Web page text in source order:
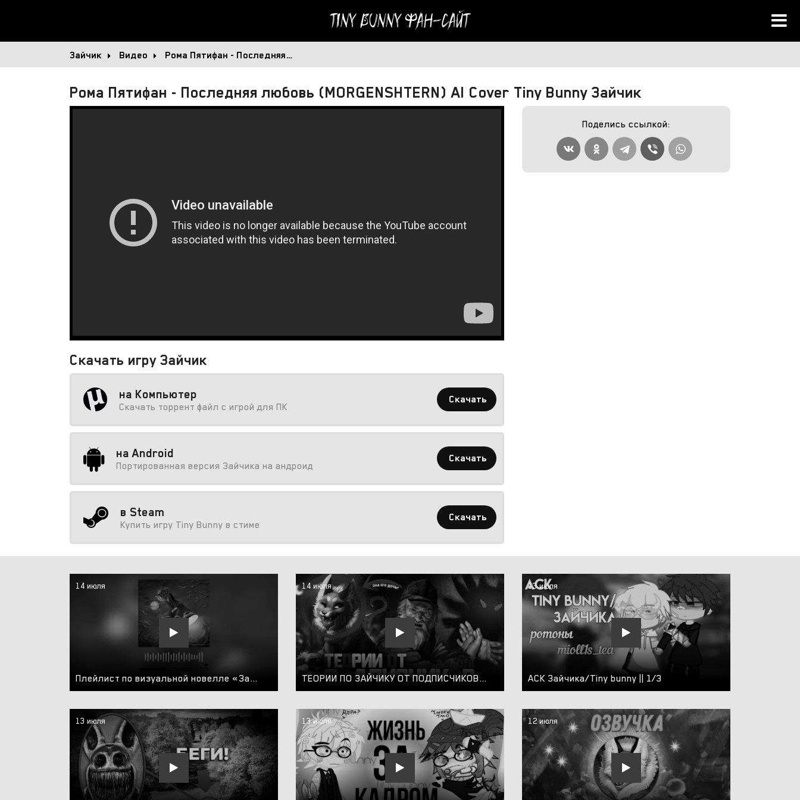
Tiny BunnyФан-сайт
Зайчик Видео Рома Пятифан - Последняя…
Рома Пятифан - Последняя любовь (MORGENSHTERN) AI Cover Tiny Bunny Зайчик
Скачать игру Зайчик
на Компьютер
Скачать торрент файл с игрой для ПК
Скачать
на Android
Портированная версия Зайчика на андроид
Скачать
в Steam
Купить игру Tiny Bunny в стиме
Скачать
Поделись ссылкой:
14 июля
Плейлист по визуальной новелле «Зайчик»/Tiny bunny
14 июля
ТЕОРИИ ПО ЗАЙЧИКУ ОТ ПОДПИСЧИКОВ || TINY BUNNY ТЕОРИИ #2
13 июля
АСК Зайчика/Tiny bunny || 1/3
13 июля 13 июля 12 июля